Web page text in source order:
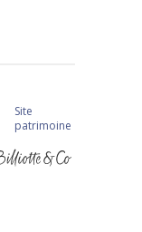
Site
patrimoine